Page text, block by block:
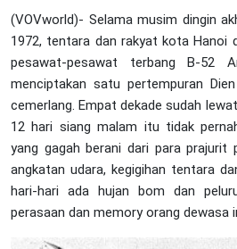
(VOVworld)- Selama musim dingin
1972, tentara dan rakyat kota Hanoi
pesawat-pesawat terbang B-52
menciptakan satu pertempuran
cemerlang. Empat dekade sudah
12 hari siang malam itu tidak
yang gagah berani dari para prajurit
angkatan udara, kegigihan tentara
hari-hari ada hujan bom dan
perasaan dan memory orang dewasa